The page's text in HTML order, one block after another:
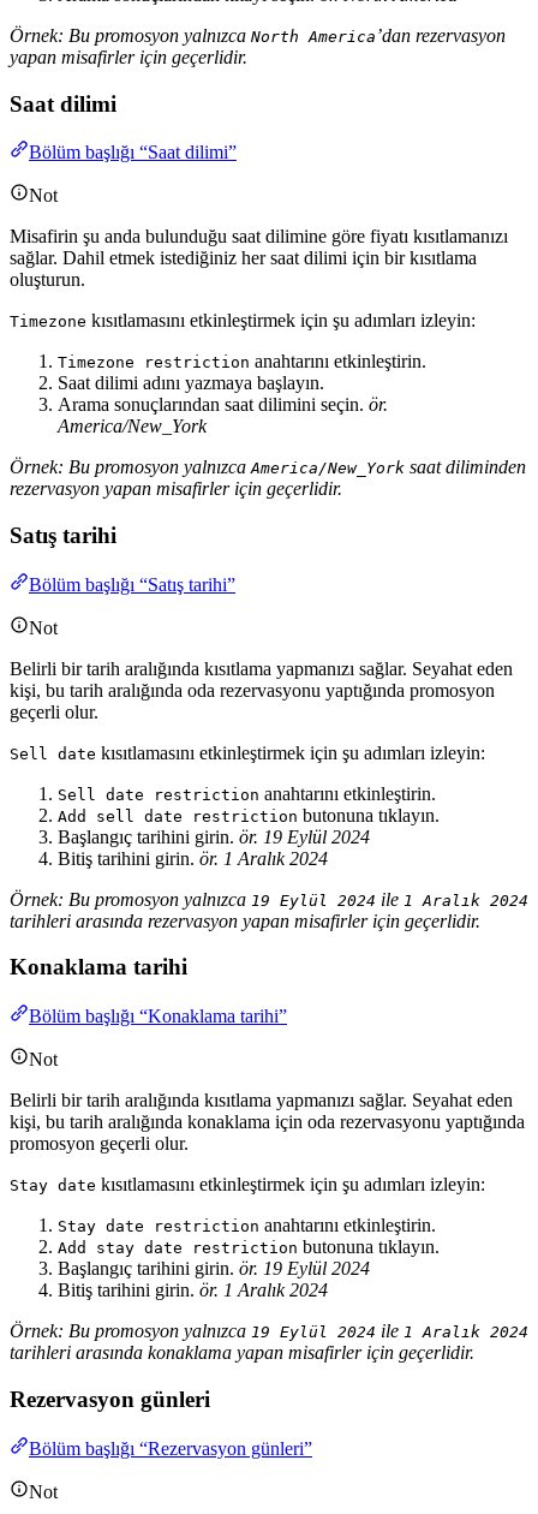
Örnek: Bu promosyon yalnızca North America ’dan rezervasyon
yapan misafirler için geçerlidir.
Saat dilimi
Bölüm başlığı “Saat dilimi”
Not
Misafirin şu anda bulunduğu saat dilimine göre fiyatı kısıtlamanızı
sağlar. Dahil etmek istediğiniz her saat dilimi için bir kısıtlama
oluşturun.
Timezone kısıtlamasını etkinleştirmek için şu adımları izleyin:
Timezone restriction anahtarını etkinleştirin.
Saat dilimi adını yazmaya başlayın.
Arama sonuçlarından saat dilimini seçin. ör.
America/New_York
Örnek: Bu promosyon yalnızca America/New_York saat diliminden
rezervasyon yapan misafirler için geçerlidir.
Satış tarihi
Bölüm başlığı “Satış tarihi”
Not
Belirli bir tarih aralığında kısıtlama yapmanızı sağlar. Seyahat eden
kişi, bu tarih aralığında oda rezervasyonu yaptığında promosyon
geçerli olur.
Sell date kısıtlamasını etkinleştirmek için şu adımları izleyin:
Sell date restriction anahtarını etkinleştirin.
Add sell date restriction butonuna tıklayın.
Başlangıç tarihini girin. ör. 19 Eylül 2024
Bitiş tarihini girin. ör. 1 Aralık 2024
Örnek: Bu promosyon yalnızca 19 Eylül 2024 ile 1 Aralık 2024
tarihleri arasında rezervasyon yapan misafirler için geçerlidir.
Konaklama tarihi
Bölüm başlığı “Konaklama tarihi”
Not
Belirli bir tarih aralığında kısıtlama yapmanızı sağlar. Seyahat eden
kişi, bu tarih aralığında konaklama için oda rezervasyonu yaptığında
promosyon geçerli olur.
Stay date kısıtlamasını etkinleştirmek için şu adımları izleyin:
Stay date restriction anahtarını etkinleştirin.
Add stay date restriction butonuna tıklayın.
Başlangıç tarihini girin. ör. 19 Eylül 2024
Bitiş tarihini girin. ör. 1 Aralık 2024
Örnek: Bu promosyon yalnızca 19 Eylül 2024 ile 1 Aralık 2024
tarihleri arasında konaklama yapan misafirler için geçerlidir.
Rezervasyon günleri
Bölüm başlığı “Rezervasyon günleri”
Not